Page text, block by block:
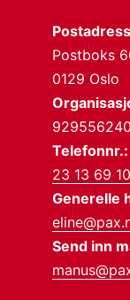
Postboks
0129 Oslo
929556240
Telefonnr.:
23 13 69 10
Generelle
Send inn